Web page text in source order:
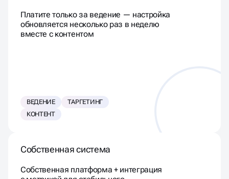
Платите только за ведение — настройка
обновляется несколько раз в неделю
вместе с контентом
ВЕДЕНИЕ
ТАРГЕТИНГ
КОНТЕНТ
Собственная система
Собственная платформа + интеграция